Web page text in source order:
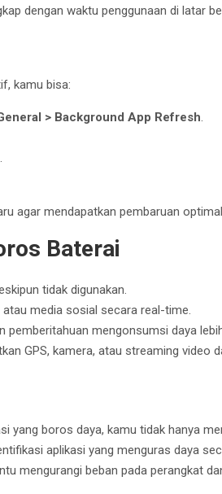
dengan waktu penggunaan di latar
kamu bisa:
> Background App Refresh.
agar mendapatkan pembaruan
Baterai
tidak digunakan.
media sosial secara real-time.
pemberitahuan mengonsumsi daya
GPS, kamera, atau streaming video
yang boros daya, kamu tidak hanya
aplikasi yang menguras daya
mengurangi beban pada perangkat